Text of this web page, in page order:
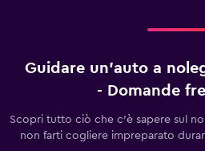
Guidare un'auto a
- Domande
Scopri tutto ciò che c'è sapere sul
non farti cogliere impreparato